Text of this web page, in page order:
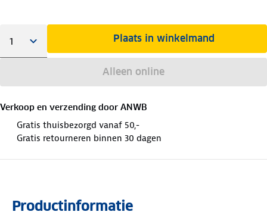
Plaats in winkelmand
Alleen online
Verkoop en verzending door ANWB
Gratis thuisbezorgd vanaf 50,-
Gratis retourneren binnen 30 dagen
Productinformatie